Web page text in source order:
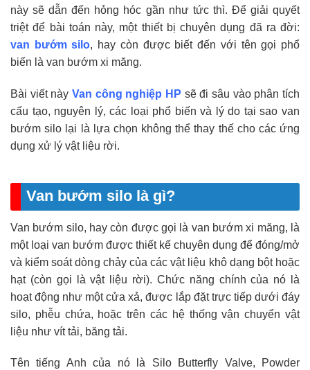
này sẽ dẫn đến hỏng hóc gần như tức thì. Để giải quyết
triệt để bài toán này, một thiết bị chuyên dụng đã ra đời:
van bướm silo, hay còn được biết đến với tên gọi phổ
biến là van bướm xi măng.
Bài viết này Van công nghiệp HP sẽ đi sâu vào phân tích
cấu tạo, nguyên lý, các loại phổ biến và lý do tại sao van
bướm silo lại là lựa chọn không thể thay thế cho các ứng
dụng xử lý vật liệu rời.
Van bướm silo là gì?
Van bướm silo, hay còn được gọi là van bướm xi măng, là
một loại van bướm được thiết kế chuyên dụng để đóng/mở
và kiểm soát dòng chảy của các vật liệu khô dạng bột hoặc
hạt (còn gọi là vật liệu rời). Chức năng chính của nó là
hoạt động như một cửa xả, được lắp đặt trực tiếp dưới đáy
silo, phễu chứa, hoặc trên các hệ thống vận chuyển vật
liệu như vít tải, băng tải.
Tên tiếng Anh của nó là Silo Butterfly Valve, Powder